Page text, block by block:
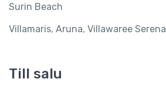
Surin Beach
Villamaris, Aruna, Villawaree Serena
Till salu